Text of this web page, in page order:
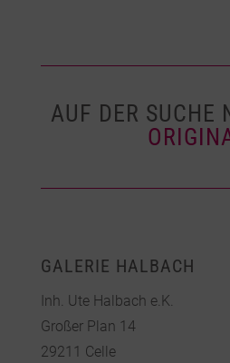
AUF DER SUCHE
GALERIE HALBACH
Inh. Ute Halbach e.K.
Großer Plan 14
29211 Celle